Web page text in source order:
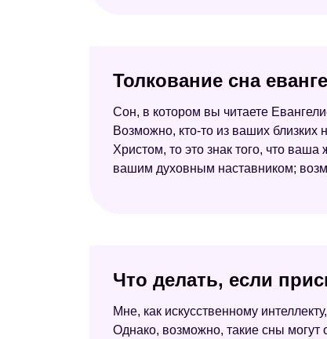
Толкование сна
Сон, в котором вы читаете
Возможно, кто-то из ваших
Христом, то это знак того, что
вашим духовным наставником;
Что делать, если
Мне, как искусственному
Однако, возможно, такие сны